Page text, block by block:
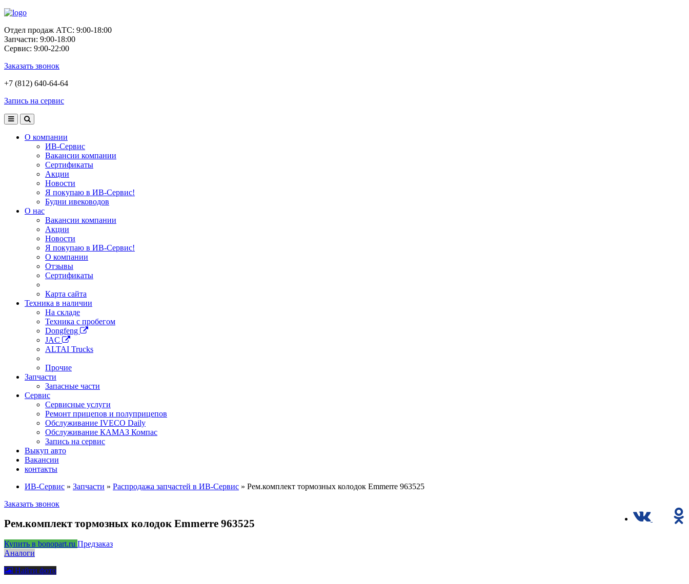
Отдел продаж АТС: 9:00-18:00
Запчасти: 9:00-18:00
Сервис: 9:00-22:00
Заказать звонок
+7 (812) 640-64-64
Запись на сервис
О компании
ИВ-Сервис
Вакансии компании
Сертификаты
Акции
Новости
Я покупаю в ИВ-Сервис!
Будни ивеководов
О нас
Вакансии компании
Акции
Новости
Я покупаю в ИВ-Сервис!
О компании
Отзывы
Сертификаты
Карта сайта
Техника в наличии
На складе
Техника с пробегом
Dongfeng
JAC
ALTAI Trucks
Прочие
Запчасти
Запасные части
Сервис
Сервисные услуги
Ремонт прицепов и полуприцепов
Обслуживание IVECO Daily
Обслуживание КАМАЗ Компас
Запись на сервис
Выкуп авто
Вакансии
контакты
ИВ-Сервис » Запчасти » Распродажа запчастей в ИВ-Сервис » Рем.комплект тормозных колодок Emmerre 963525
Заказать звонок
Рем.комплект тормозных колодок Emmerre 963525
Купить в bonopart.ru Предзаказ
Аналоги
Найти фото